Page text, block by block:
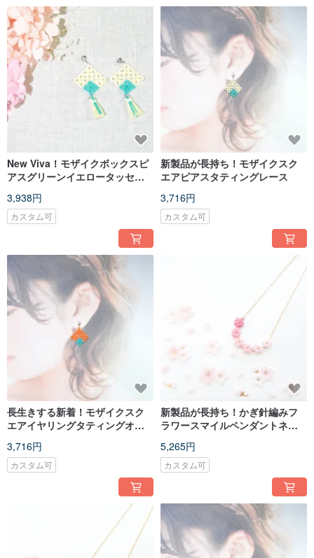
New Viva！モザイクボックスピ
アスグリーンイエロータッセル
3,938円
カスタム可
新製品が長持ち！モザイクスク
エアピアスタティングレース
3,716円
カスタム可
長生きする新着！モザイクスク
エアイヤリングタティングオレ
イヤリングタティング
3,716円
カスタム可
新製品が長持ち！かぎ針編みフ
ラワースマイルペンダントネッ
5,265円
カスタム可